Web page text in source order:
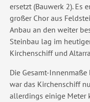
ersetzt (Bauwerk 2). Es
großer Chor aus
Anbau an den weiter
Steinbau lag im
Kirchenschiff und
Die Gesamt-
war das Kirchenschiff
allerdings einige Meter